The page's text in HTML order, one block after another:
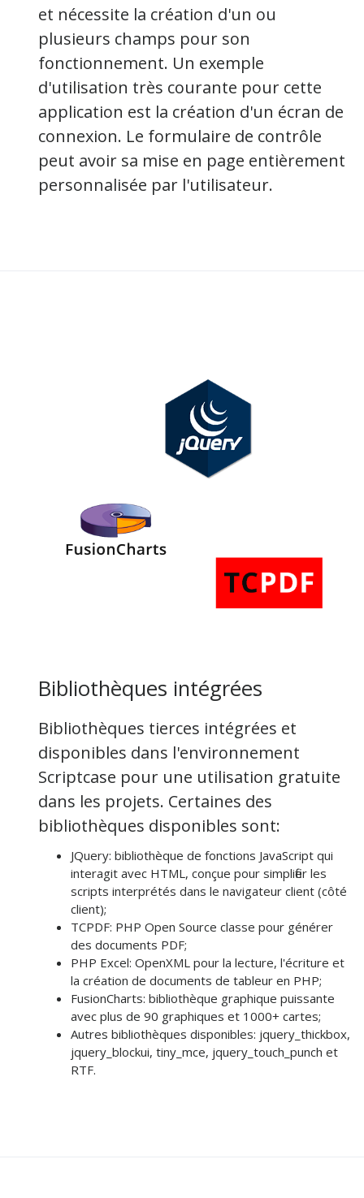
et nécessite la création d'un ou
plusieurs champs pour son
fonctionnement. Un exemple
d'utilisation très courante pour cette
application est la création d'un écran de
connexion. Le formulaire de contrôle
peut avoir sa mise en page entièrement
personnalisée par l'utilisateur.
Bibliothèques intégrées
Bibliothèques tierces intégrées et
disponibles dans l'environnement
Scriptcase pour une utilisation gratuite
dans les projets. Certaines des
bibliothèques disponibles sont:
JQuery: bibliothèque de fonctions JavaScript qui
interagit avec HTML, conçue pour simplifier les
scripts interprétés dans le navigateur client (côté
client);
TCPDF: PHP Open Source classe pour générer
des documents PDF;
PHP Excel: OpenXML pour la lecture, l'écriture et
la création de documents de tableur en PHP;
FusionCharts: bibliothèque graphique puissante
avec plus de 90 graphiques et 1000+ cartes;
Autres bibliothèques disponibles: jquery_thickbox,
jquery_blockui, tiny_mce, jquery_touch_punch et
RTF.